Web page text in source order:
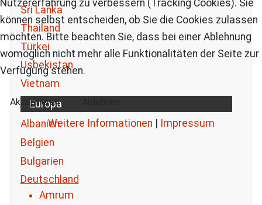
Sri Lanka
Thailand
Türkei
Usbekistan
Vietnam
Europa
Albanien
Belgien
Bulgarien
Deutschland
Amrum
Nutzererfahrung zu verbessern (Tracking Cookies). Sie
können selbst entscheiden, ob Sie die Cookies zulassen
möchten. Bitte beachten Sie, dass bei einer Ablehnung
womöglich nicht mehr alle Funktionalitäten der Seite zur
Verfügung stehen.
Akzeptieren
Weitere Informationen Impressum